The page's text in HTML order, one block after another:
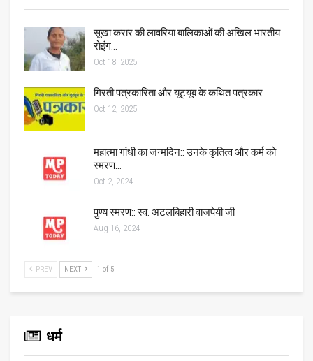
सूखा करार की लावरिया बालिकाओं की अखिल भारतीय
रोइंग…
Oct 18, 2025
गिरती पत्रकारिता और यूट्यूब के कथित पत्रकार
Oct 12, 2025
महात्मा गांधी का जन्मदिन:: उनके कृतित्व और कर्म को
स्मरण…
Oct 2, 2024
पुण्य स्मरण:: स्व. अटलबिहारी वाजपेयी जी
Aug 16, 2024
PREV NEXT 1 of 5
धर्म